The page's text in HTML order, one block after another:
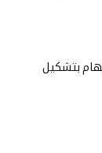
بتشكيل